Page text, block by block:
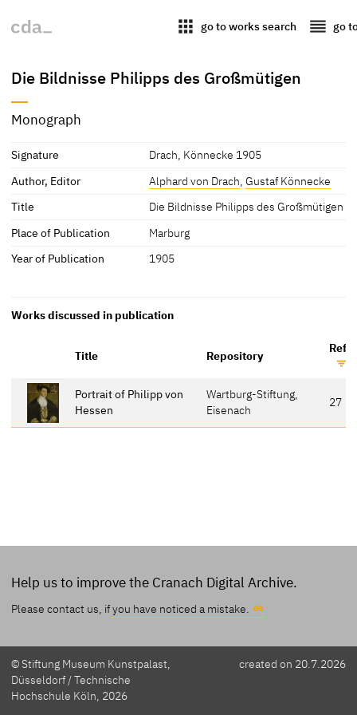
apps go to works search reorder go
Die Bildnisse Philipps des Großmütigen
Monograph
Signature
Drach, Könnecke 1905
Author, Editor
Alphard von Drach,Gustaf Könnecke
Title
Die Bildnisse Philipps des Großmütigen
Place of Publication
Marburg
Year of Publication
1905
Works discussed in publication
Title Repository
Portrait of Philipp von
Hessen
Wartburg-Stiftung,
Eisenach
27
Help us to improve the Cranach Digital Archive.
Please contact us, ifyou have noticed a mistake.
© Stiftung Museum Kunstpalast,
Düsseldorf / Technische
Hochschule Köln, 2026
created on 20.7.2026